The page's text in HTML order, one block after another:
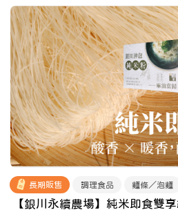
長期販售 調理食品 麵條／泡麵
【銀川永續農場】純米即食雙